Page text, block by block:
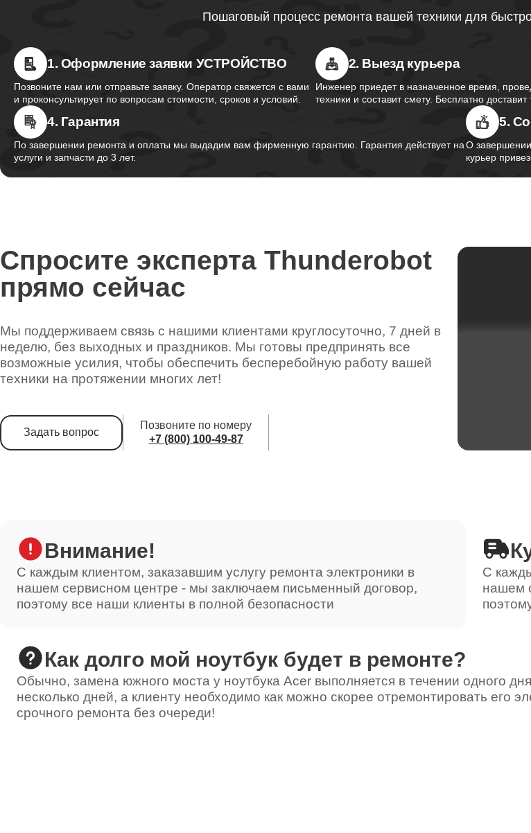
Пошаговый процесс ремонта вашей техники для
1. Оформление заявки УСТРОЙСТВО
Позвоните нам или отправьте заявку. Оператор свяжется с вами
и проконсультирует по вопросам стоимости, сроков и условий.
2. Выезд курьера
Инженер приедет в назначенное время,
техники и составит смету. Бесплатно доставит
4. Гарантия
По завершении ремонта и оплаты мы выдадим вам фирменную гарантию. Гарантия действует на
услуги и запчасти до 3 лет.
5.
О
курьер
Спросите эксперта Thunderobot
прямо сейчас
Мы поддерживаем связь с нашими клиентами круглосуточно, 7 дней в
неделю, без выходных и праздников. Мы готовы предпринять все
возможные усилия, чтобы обеспечить бесперебойную работу вашей
техники на протяжении многих лет!
Задать вопрос
Позвоните по номеру
+7 (800) 100-49-87
Внимание!
С каждым клиентом, заказавшим услугу ремонта электроники в
нашем сервисном центре - мы заключаем письменный договор,
поэтому все наши клиенты в полной безопасности
С
нашем
Как долго мой ноутбук будет в ремонте?
Обычно, замена южного моста у ноутбука Acer выполняется в течении одного
несколько дней, а клиенту необходимо как можно скорее отремонтировать его
срочного ремонта без очереди!